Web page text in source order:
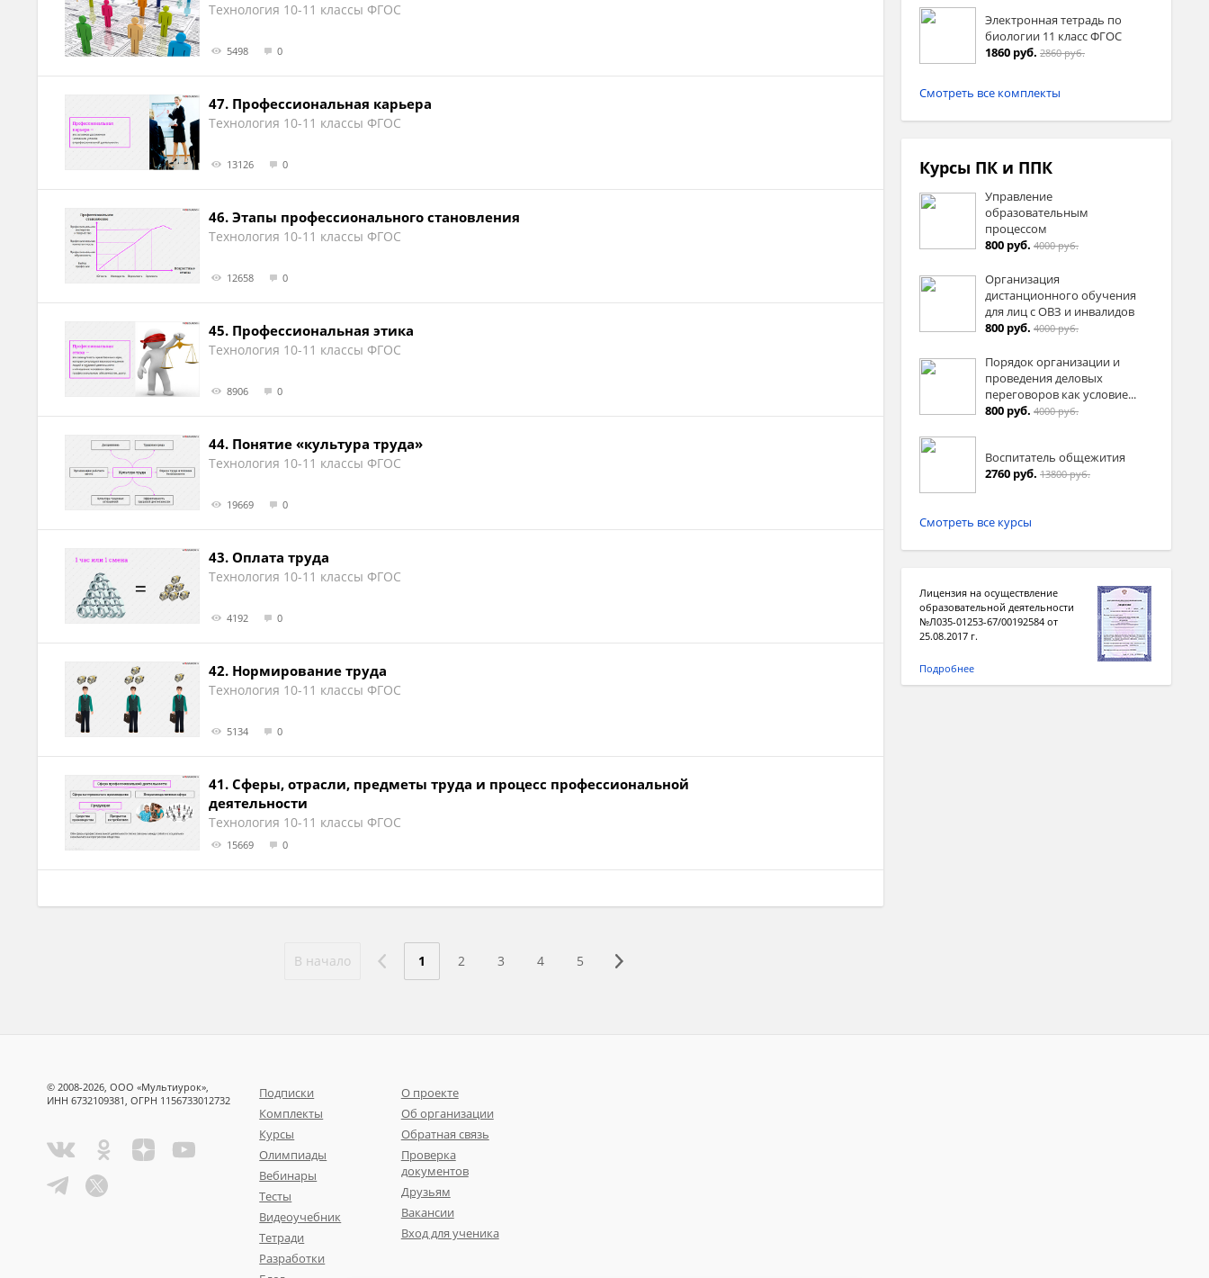
Технология 10-11 классы ФГОС
5498 0
47. Профессиональная карьера
Технология 10-11 классы ФГОС
13126 0
46. Этапы профессионального становления
Технология 10-11 классы ФГОС
12658 0
45. Профессиональная этика
Технология 10-11 классы ФГОС
8906 0
44. Понятие «культура труда»
Технология 10-11 классы ФГОС
19669 0
43. Оплата труда
Технология 10-11 классы ФГОС
4192 0
42. Нормирование труда
Технология 10-11 классы ФГОС
5134 0
41. Сферы, отрасли, предметы труда и процесс профессиональной
деятельности
Технология 10-11 классы ФГОС
15669 0
В начало 1 2 3 4 5
Электронная тетрадь по
биологии 11 класс ФГОС
1860 руб. 2860 руб.
Смотреть все комплекты
Курсы ПК и ППК
Управление
образовательным
процессом
800 руб. 4000 руб.
Организация
дистанционного обучения
для лиц с ОВЗ и инвалидов
800 руб. 4000 руб.
Порядок организации и
проведения деловых
переговоров как условие...
800 руб. 4000 руб.
Воспитатель общежития
2760 руб. 13800 руб.
Смотреть все курсы
Лицензия на осуществление
образовательной деятельности
№Л035-01253-67/00192584 от
25.08.2017 г.
Подробнее
© 2008-2026, ООО «Мультиурок»,
ИНН 6732109381, ОГРН 1156733012732
Подписки
Комплекты
Курсы
Олимпиады
Вебинары
Тесты
Видеоучебник
Тетради
Разработки
О проекте
Об организации
Обратная связь
Проверка
документов
Друзьям
Вакансии
Вход для ученика